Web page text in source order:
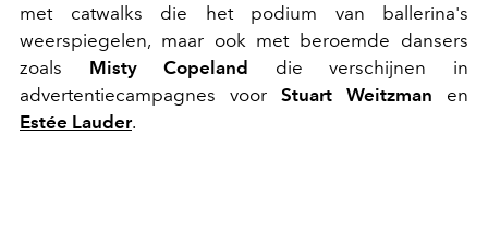
met catwalks die het podium van ballerina's
weerspiegelen, maar ook met beroemde dansers
zoals Misty Copeland die verschijnen in
advertentiecampagnes voor Stuart Weitzman en
Estée Lauder.